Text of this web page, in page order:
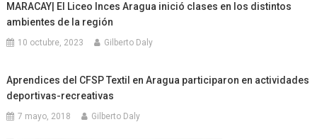
MARACAY| El Liceo Inces Aragua inició clases en los distintos
ambientes de la región
10 octubre, 2023 Gilberto Daly
Aprendices del CFSP Textil en Aragua participaron en actividades
deportivas-recreativas
7 mayo, 2018 Gilberto Daly